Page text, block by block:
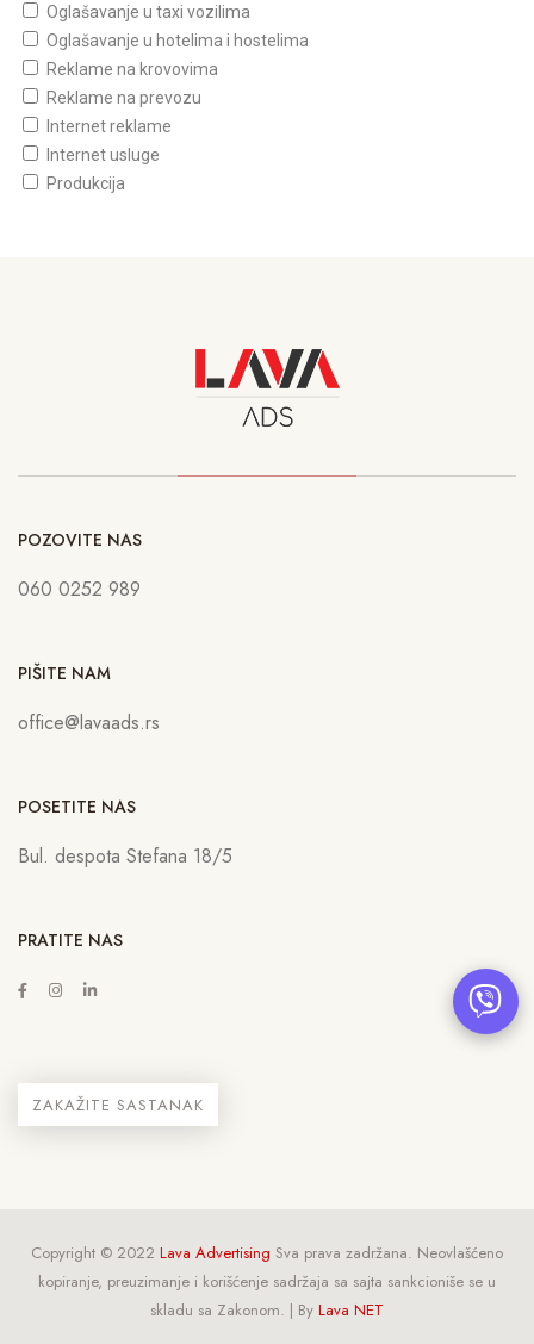
Oglašavanje u taxi vozilima
Oglašavanje u hotelima i hostelima
Reklame na krovovima
Reklame na prevozu
Internet reklame
Internet usluge
Produkcija
POZOVITE NAS
060 0252 989
PIŠITE NAM
office@lavaads.rs
POSETITE NAS
Bul. despota Stefana 18/5
PRATITE NAS
ZAKAŽITE SASTANAK
Copyright © 2022 Lava Advertising Sva prava zadržana. Neovlašćeno
kopiranje, preuzimanje i korišćenje sadržaja sa sajta sankcioniše se u
skladu sa Zakonom. | By Lava NET